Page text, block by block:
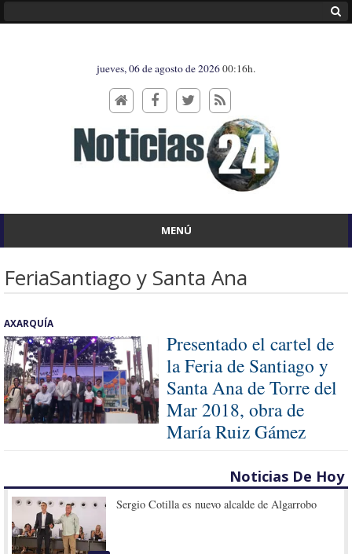
jueves, 06 de agosto de 202600:16h.
MENÚ
FeriaSantiago y Santa Ana
AXARQUÍA
Presentado el cartel de
la Feria de Santiago y
Santa Ana de Torre del
Mar 2018, obra de
María Ruiz Gámez
Noticias De Hoy
Sergio Cotilla es nuevo alcalde de Algarrobo